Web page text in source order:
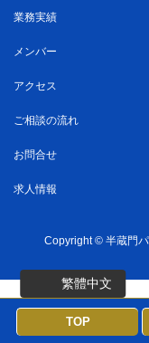
繁體中文
業務実績
メンバー
アクセス
ご相談の流れ
お問合せ
求人情報
Copyright © 半蔵門
TOP